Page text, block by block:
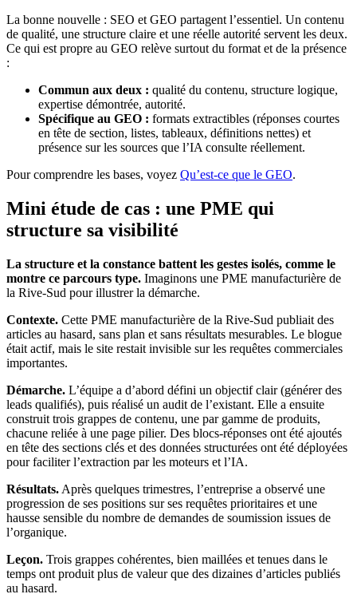
La bonne nouvelle : SEO et GEO partagent l’essentiel. Un contenu
de qualité, une structure claire et une réelle autorité servent les deux.
Ce qui est propre au GEO relève surtout du format et de la présence
:
Commun aux deux : qualité du contenu, structure logique,
expertise démontrée, autorité.
Spécifique au GEO : formats extractibles (réponses courtes
en tête de section, listes, tableaux, définitions nettes) et
présence sur les sources que l’IA consulte réellement.
Pour comprendre les bases, voyez Qu’est-ce que le GEO.
Mini étude de cas : une PME qui
structure sa visibilité
La structure et la constance battent les gestes isolés, comme le
montre ce parcours type. Imaginons une PME manufacturière de
la Rive-Sud pour illustrer la démarche.
Contexte. Cette PME manufacturière de la Rive-Sud publiait des
articles au hasard, sans plan et sans résultats mesurables. Le blogue
était actif, mais le site restait invisible sur les requêtes commerciales
importantes.
Démarche. L’équipe a d’abord défini un objectif clair (générer des
leads qualifiés), puis réalisé un audit de l’existant. Elle a ensuite
construit trois grappes de contenu, une par gamme de produits,
chacune reliée à une page pilier. Des blocs-réponses ont été ajoutés
en tête des sections clés et des données structurées ont été déployées
pour faciliter l’extraction par les moteurs et l’IA.
Résultats. Après quelques trimestres, l’entreprise a observé une
progression de ses positions sur ses requêtes prioritaires et une
hausse sensible du nombre de demandes de soumission issues de
l’organique.
Leçon. Trois grappes cohérentes, bien maillées et tenues dans le
temps ont produit plus de valeur que des dizaines d’articles publiés
au hasard.